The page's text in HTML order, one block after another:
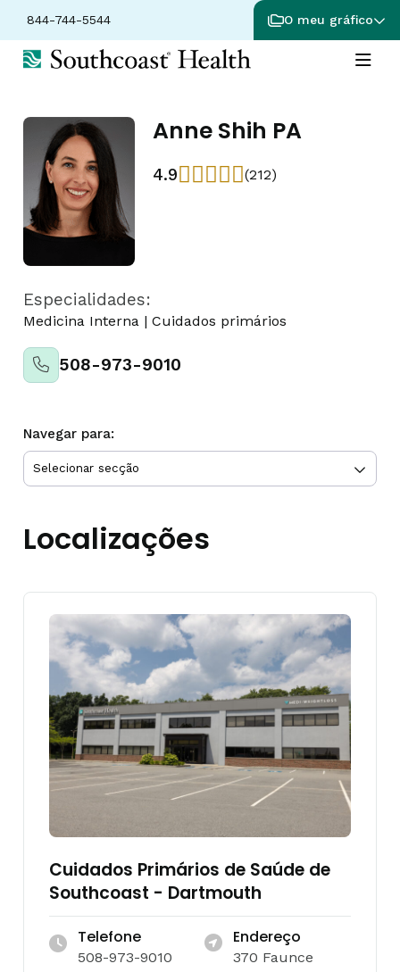
844-744-5544 O meu gráfico
Anne Shih PA
4.9 (212)
Especialidades:
Medicina Interna | Cuidados primários
508-973-9010
Navegar para:
Localizações
Cuidados Primários de Saúde de
Southcoast - Dartmouth
Telefone
508-973-9010
Endereço
370 Faunce